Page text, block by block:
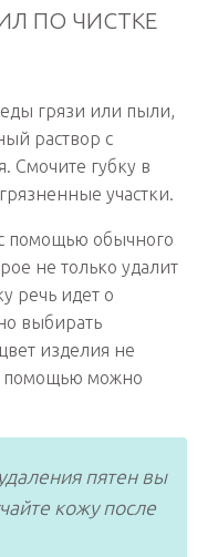
ПО ЧИСТКЕ
грязи или пыли,
раствор с
Смочите губку в
участки.
помощью обычного
не только удалит
речь идет о
выбирать
изделия не
помощью можно
пятен вы
кожу после